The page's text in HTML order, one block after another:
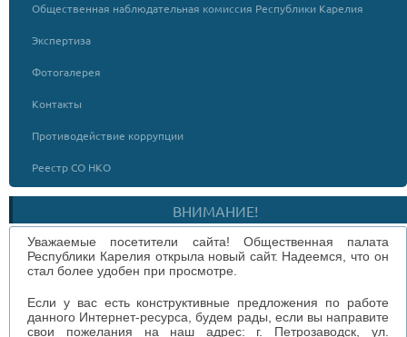
Общественная наблюдательная комиссия Республики Карелия
Экспертиза
Фотогалерея
Контакты
Противодействие коррупции
Реестр СО НКО
ВНИМАНИЕ!
Уважаемые посетители сайта! Общественная палата
Республики Карелия открыла новый сайт. Надеемся, что он
стал более удобен при просмотре.
Если у вас есть конструктивные предложения по работе
данного Интернет-ресурса, будем рады, если вы направите
свои пожелания на наш адрес: г. Петрозаводск, ул.